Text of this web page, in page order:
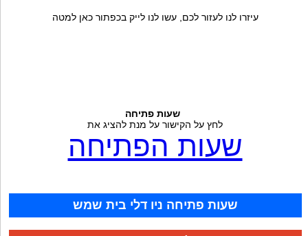
עיזרו לנו לעזור לכם, עשו לנו לייק בכפתור כאן למטה
שעות פתיחה
לחץ על הקישור על מנת להציג את
שעות הפתיחה
שעות פתיחה ניו דלי בית שמש